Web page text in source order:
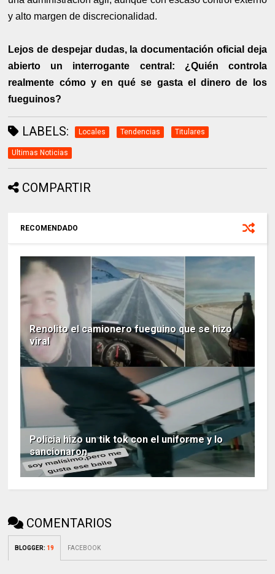
y alto margen de discrecionalidad.
Lejos de despejar dudas, la documentación oficial deja
abierto un interrogante central: ¿Quién controla
realmente cómo y en qué se gasta el dinero de los
fueguinos?
LABELS: Locales Tendencias Titulares
Ultimas Noticias
COMPARTIR
RECOMENDADO
Renolito el camionero fueguino que se hizo
viral
Policia hizo un tik tok con el uniforme y lo
sancionaron
COMENTARIOS
BLOGGER: 19 FACEBOOK